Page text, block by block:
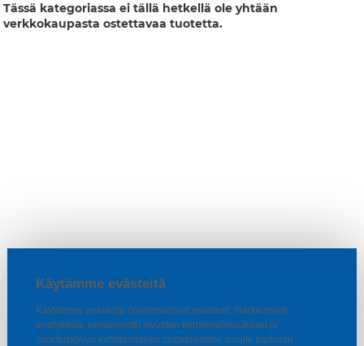
Käytämme evästeitä
Käytämme evästeitä (toiminnalliset evästeet, markkinointi,
analytiikka, personointi) sivuston toiminnallisuuksien ja
suorituskyvyn kehittämiseen taataksemme sinulle parhaan
Tässä kategoriassa ei tällä hetkellä ole yhtään
verkkokaupasta ostettavaa tuotetta.